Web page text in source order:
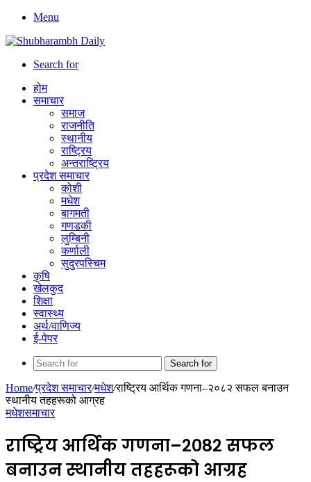
Menu
Search for
होम
समाचार
समाज
राजनीति
स्थानीय
राष्ट्रिय
अन्तराष्ट्रिय
प्रदेश समाचार
कोशी
मधेश
बागमती
गणडकी
लुम्बिनी
कर्णाली
सुदुरपस्चिम
कृषि
खेलकुद
शिक्षा
स्वास्थ्य
अर्थ/वाणिज्य
ई-पेपर
Search for
Home/प्रदेश समाचार/मधेश/राष्ट्रिय आर्थिक गणना–२०८२ सफल बनाउन
स्थानीय तहहरूको आग्रह
मधेशसमाचार
राष्ट्रिय आर्थिक गणना–२०८२ सफल
बनाउन स्थानीय तहहरूको आग्रह